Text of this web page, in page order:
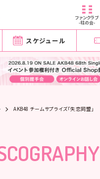
ファンクラブ
-柱の会-
スケジュール
AKB48 チームサプライズ「失恋同盟」